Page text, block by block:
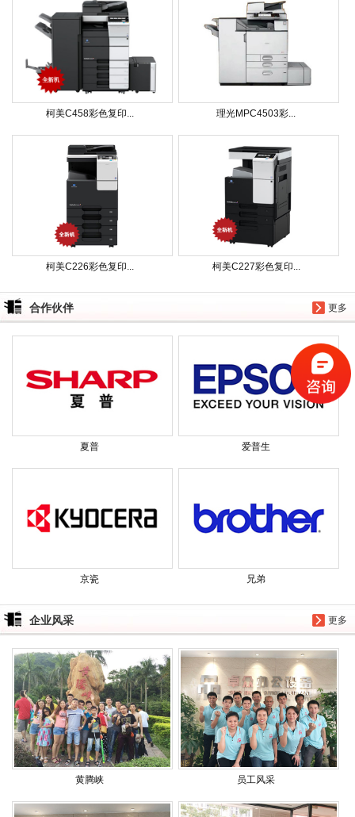
柯美C458彩色复印... 理光MPC4503彩...
柯美C226彩色复印... 柯美C227彩色复印...
更多
合作伙伴
夏普 爱普生
京瓷 兄弟
更多
企业风采
黄腾峡 员工风采